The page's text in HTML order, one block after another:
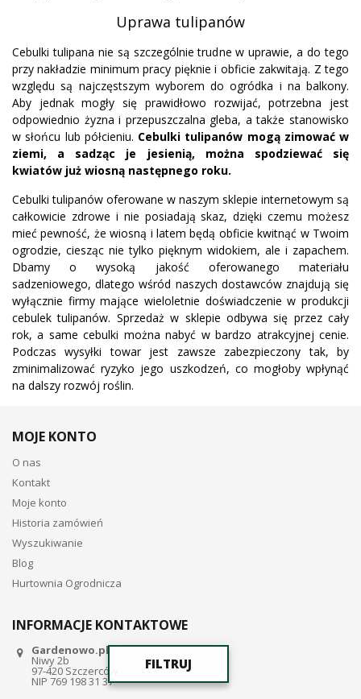
FILTRUJ
Uprawa tulipanów
Cebulki tulipana nie są szczególnie trudne w uprawie, a do tego
przy nakładzie minimum pracy pięknie i obficie zakwitają. Z tego
względu są najczęstszym wyborem do ogródka i na balkony.
Aby jednak mogły się prawidłowo rozwijać, potrzebna jest
odpowiednio żyzna i przepuszczalna gleba, a także stanowisko
w słońcu lub półcieniu. Cebulki tulipanów mogą zimować w
ziemi, a sadząc je jesienią, można spodziewać się
kwiatów już wiosną następnego roku.
Cebulki tulipanów oferowane w naszym sklepie internetowym są
całkowicie zdrowe i nie posiadają skaz, dzięki czemu możesz
mieć pewność, że wiosną i latem będą obficie kwitnąć w Twoim
ogrodzie, ciesząc nie tylko pięknym widokiem, ale i zapachem.
Dbamy o wysoką jakość oferowanego materiału
sadzeniowego, dlatego wśród naszych dostawców znajdują się
wyłącznie firmy mające wieloletnie doświadczenie w produkcji
cebulek tulipanów. Sprzedaż w sklepie odbywa się przez cały
rok, a same cebulki można nabyć w bardzo atrakcyjnej cenie.
Podczas wysyłki towar jest zawsze zabezpieczony tak, by
zminimalizować ryzyko jego uszkodzeń, co mogłoby wpłynąć
na dalszy rozwój roślin.
MOJE KONTO
O nas
Kontakt
Moje konto
Historia zamówień
Wyszukiwanie
Blog
Hurtownia Ogrodnicza
INFORMACJE KONTAKTOWE
Gardenowo.pl
Niwy 2b
97-420 Szczerców
NIP 769 198 31 37